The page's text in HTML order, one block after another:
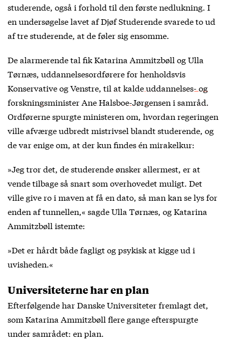
studerende, også i forhold til den første nedlukning. I
en undersøgelse lavet af Djøf Studerende svarede to ud
af tre studerende, at de føler sig ensomme.
De alarmerende tal fik Katarina Ammitzbøll og Ulla
Tørnæs, uddannelsesordførere for henholdsvis
Konservative og Venstre, til at kalde uddannelses- og
forskningsminister Ane Halsboe-Jørgensen i samråd
Ordførerne spurgte ministeren om, hvordan regeringen
ville afværge udbredt mistrivsel blandt studerende, og
de var enige om, at der kun findes én mirakelkur:
»Jeg tror det, de studerende ønsker allermest, er at
vende tilbage så snart som overhovedet muligt. Det
ville give ro i maven at få en dato, så man kan se lys for
enden af tunnellen,« sagde Ulla Tørnæs, og Katarina
Ammitzbøll istemte:
»Det er hårdt både fagligt og psykisk at kigge ud i
uvisheden.«
Universiteterne har en plan
Efterfølgende har Danske Universiteter fremlagt det,
som Katarina Ammitzbøll flere gange efterspurgte
under samrådet: en plan.